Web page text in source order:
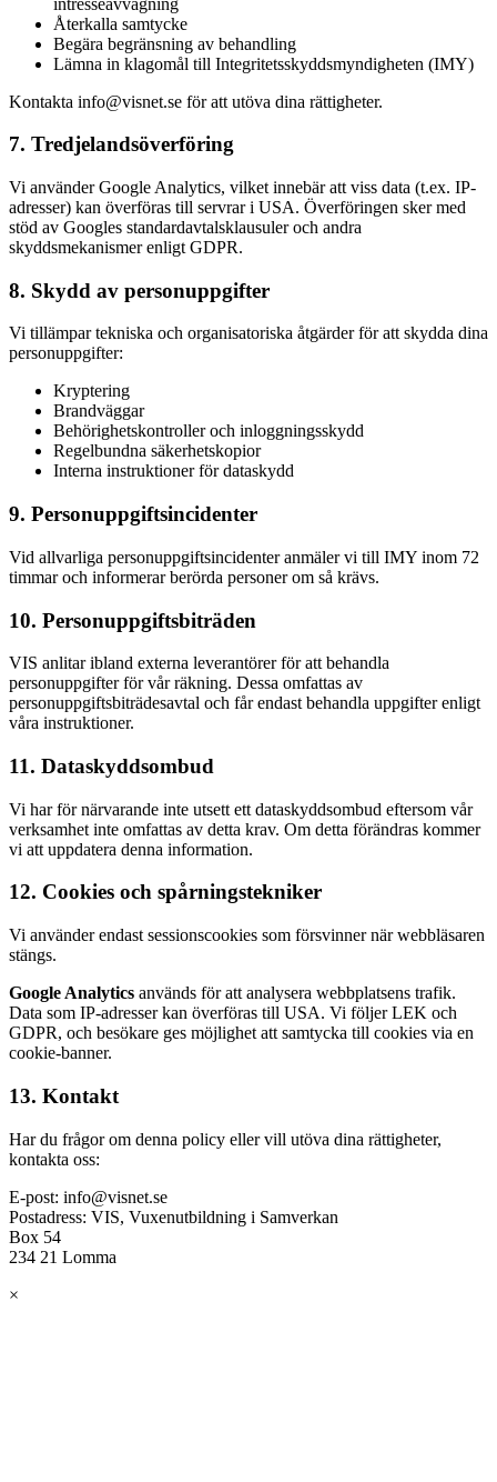
Återkalla samtycke
Begära begränsning av behandling
Lämna in klagomål till Integritetsskyddsmyndigheten (IMY)
Kontakta info@visnet.se för att utöva dina rättigheter.
7. Tredjelandsöverföring
Vi använder Google Analytics, vilket innebär att viss data (t.ex. IP-
adresser) kan överföras till servrar i USA. Överföringen sker med
stöd av Googles standardavtalsklausuler och andra
skyddsmekanismer enligt GDPR.
8. Skydd av personuppgifter
Vi tillämpar tekniska och organisatoriska åtgärder för att skydda dina
personuppgifter:
Kryptering
Brandväggar
Behörighetskontroller och inloggningsskydd
Regelbundna säkerhetskopior
Interna instruktioner för dataskydd
9. Personuppgiftsincidenter
Vid allvarliga personuppgiftsincidenter anmäler vi till IMY inom 72
timmar och informerar berörda personer om så krävs.
10. Personuppgiftsbiträden
VIS anlitar ibland externa leverantörer för att behandla
personuppgifter för vår räkning. Dessa omfattas av
personuppgiftsbiträdesavtal och får endast behandla uppgifter enligt
våra instruktioner.
11. Dataskyddsombud
Vi har för närvarande inte utsett ett dataskyddsombud eftersom vår
verksamhet inte omfattas av detta krav. Om detta förändras kommer
vi att uppdatera denna information.
12. Cookies och spårningstekniker
Vi använder endast sessionscookies som försvinner när webbläsaren
stängs.
Google Analytics används för att analysera webbplatsens trafik.
Data som IP-adresser kan överföras till USA. Vi följer LEK och
GDPR, och besökare ges möjlighet att samtycka till cookies via en
cookie-banner.
13. Kontakt
Har du frågor om denna policy eller vill utöva dina rättigheter,
kontakta oss:
E-post: info@visnet.se
Postadress: VIS, Vuxenutbildning i Samverkan
Box 54
234 21 Lomma
×